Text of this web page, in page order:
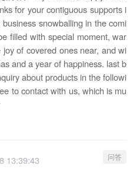
for your contiguous supports i
snowballing in the comi
filled with special moment, war
of covered ones near, and wi
and a year of happiness. last b
about products in the followi
to contact with us, which is mu
13:39:43 问答